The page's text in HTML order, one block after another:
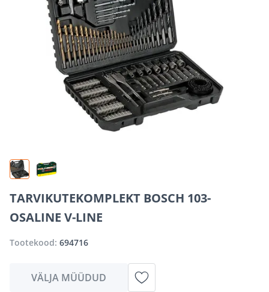
TARVIKUTEKOMPLEKT BOSCH 103-
OSALINE V-LINE
Tootekood: 694716
VÄLJA MÜÜDUD